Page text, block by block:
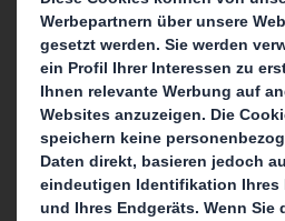
Hier erreichen
Unsere
Kontaktieren